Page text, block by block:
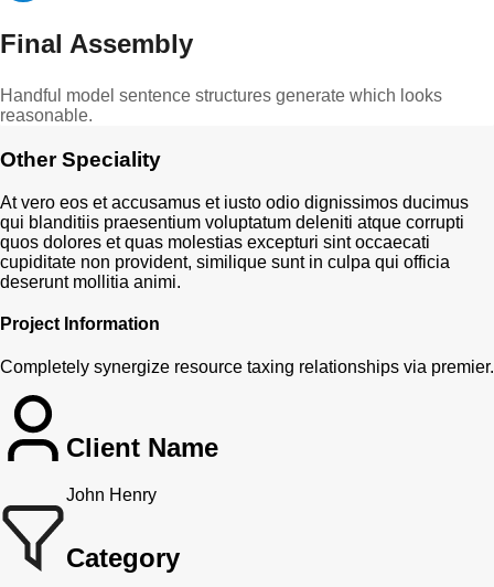
Final Assembly
Handful model sentence structures generate which looks
reasonable.
Other Speciality
At vero eos et accusamus et iusto odio dignissimos ducimus
qui blanditiis praesentium voluptatum deleniti atque corrupti
quos dolores et quas molestias excepturi sint occaecati
cupiditate non provident, similique sunt in culpa qui officia
deserunt mollitia animi.
Project Information
Completely synergize resource taxing relationships via premier.
Client Name
John Henry
Category